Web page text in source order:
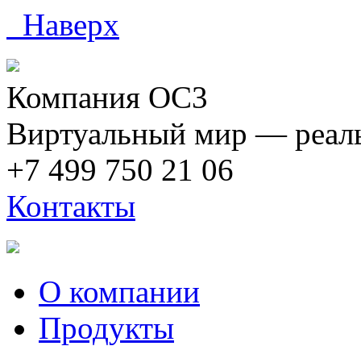
Наверх
Компания ОС3
Виртуальный мир —
+7 499 750 21 06
Контакты
О компании
Продукты